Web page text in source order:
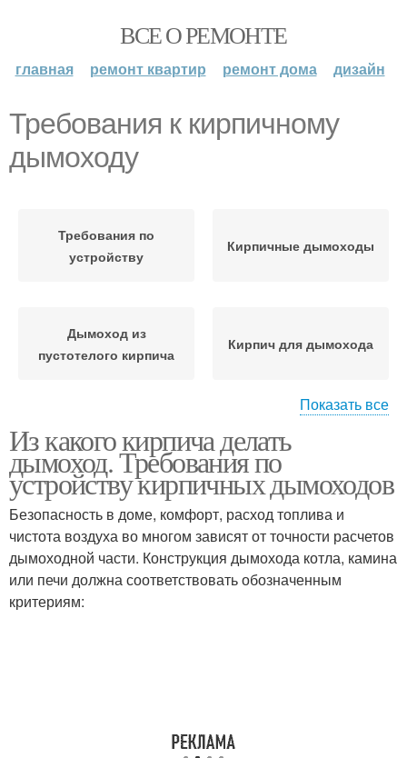
ВСЕ О РЕМОНТЕ
главная ремонт квартир ремонт дома дизайн
Требования к кирпичному
дымоходу
Требования по
устройству
Кирпичные дымоходы
Дымоход из
пустотелого кирпича
Кирпич для дымохода
Кирпичный оголовок Кирпичный дымоход
Дымоход из кирпича
Показать все
Из какого кирпича делать
дымоход. Требования по
устройству кирпичных дымоходов
Безопасность в доме, комфорт, расход топлива и
чистота воздуха во многом зависят от точности расчетов
дымоходной части. Конструкция дымохода котла, камина
или печи должна соответствовать обозначенным
критериям: